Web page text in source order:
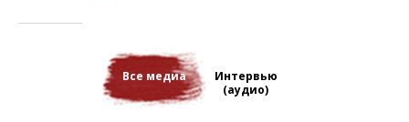
Киргизии он потерял мать. Вместе с двумя сестрами его
смог пойти в школу. После возвращения в Польшу весной 1946 г.
их семья поселилась в Щецине, на «возвращенных территориях».
Вынужденный зарабатывать на жизнь самостоятельно, Адам
вернулся к учебе и стал инженером-гидрологом. В 1961 г. он с
Все медиа
Интервью
(аудио)